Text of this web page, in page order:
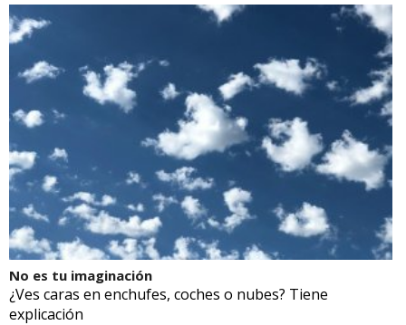
No es tu imaginación
¿Ves caras en enchufes, coches o nubes? Tiene
explicación